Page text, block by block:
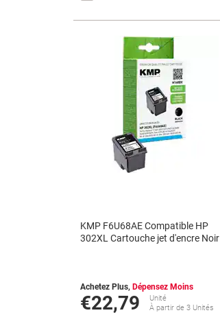
KMP F6U68AE Compatible HP
302XL Cartouche jet d'encre Noir
Achetez Plus, Dépensez Moins
€22,79
Unité
À partir de 3 Unités